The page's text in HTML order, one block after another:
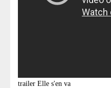
trailer Elle s'en va